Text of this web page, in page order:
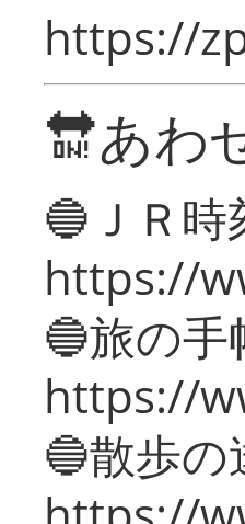
https://
🔛あわ
🔵ＪＲ時
https://
🔵旅の手
https://
🔵散歩の